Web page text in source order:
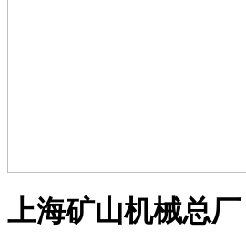
上海矿山机械总厂